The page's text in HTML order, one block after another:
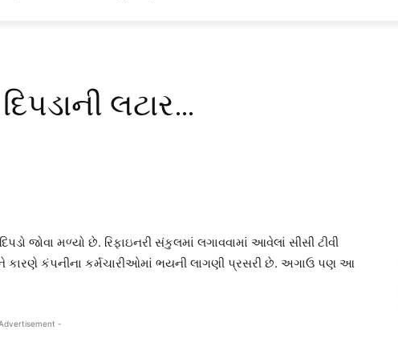
લટાર…
જોવા મળ્યો છે. રિફાઇનરી સંકુલમાં લગાવવામાં આવેલાં સીસી ટીવી
કારણે કંપનીના કર્મચારીઓમાં ભયની લાગણી પ્રસરી છે. અગાઉ પણ આ
-